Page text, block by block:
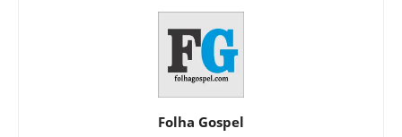
Folha Gospel